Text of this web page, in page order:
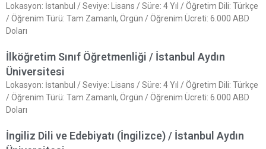
Lokasyon: İstanbul / Seviye: Lisans / Süre: 4 Yıl / Öğretim Dili: Türkçe
/ Öğrenim Türü: Tam Zamanlı, Örgün / Öğrenim Ücreti: 6.000 ABD
Doları
İlköğretim Sınıf Öğretmenliği / İstanbul Aydın
Üniversitesi
Lokasyon: İstanbul / Seviye: Lisans / Süre: 4 Yıl / Öğretim Dili: Türkçe
/ Öğrenim Türü: Tam Zamanlı, Örgün / Öğrenim Ücreti: 6.000 ABD
Doları
İngiliz Dili ve Edebiyatı (İngilizce) / İstanbul Aydın